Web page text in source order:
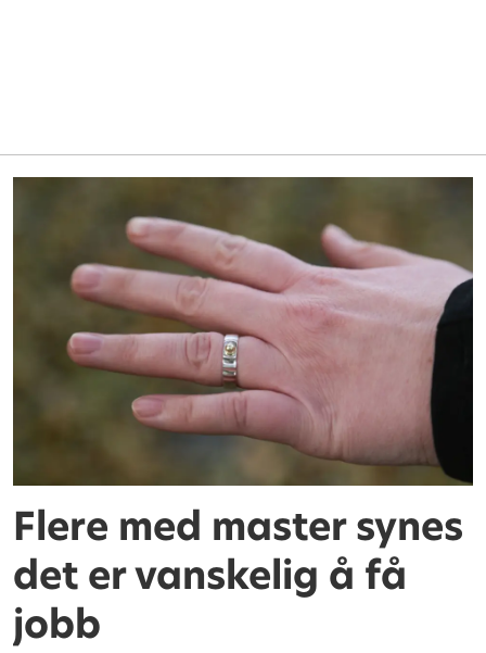
Flere med master synes
det er vanskelig å få
jobb